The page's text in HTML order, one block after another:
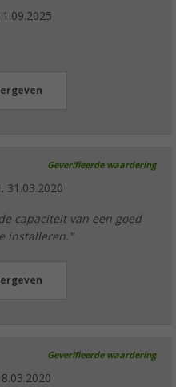
Geverifieerde waardering
31.03.2020
capaciteit van een goed
installeren."
Geverifieerde waardering